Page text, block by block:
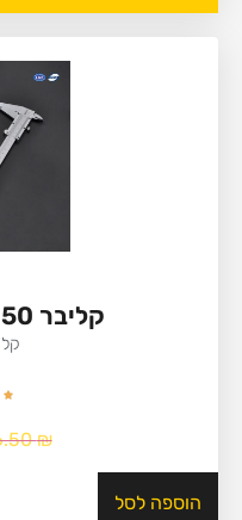
קליבר Classic 150 מ"מ
₪
הוספה לסל